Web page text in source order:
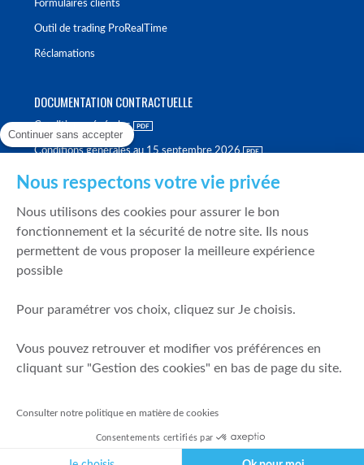
Formulaires clients
Outil de trading ProRealTime
Réclamations
DOCUMENTATION CONTRACTUELLE
Conditions générales
Conditions générales au 15 septembre 2026
Politique de meilleure sélection
Politique de durabilité
Fonds de garantie des dépôts et de résolution
Mentions légales
Prévention de la fraude
Politique de gestion des conflits d'intérêts
Continuer sans accepter
Nous respectons votre vie privée
Nous utilisons des cookies pour assurer le bon
fonctionnement et la sécurité de notre site. Ils nous
permettent de vous proposer la meilleure expérience
possible
Pour paramétrer vos choix, cliquez sur Je choisis.
Vous pouvez retrouver et modifier vos préférences en
cliquant sur "Gestion des cookies" en bas de page du site.
Consulter notre politique en matière de cookies
Consentements certifiés par